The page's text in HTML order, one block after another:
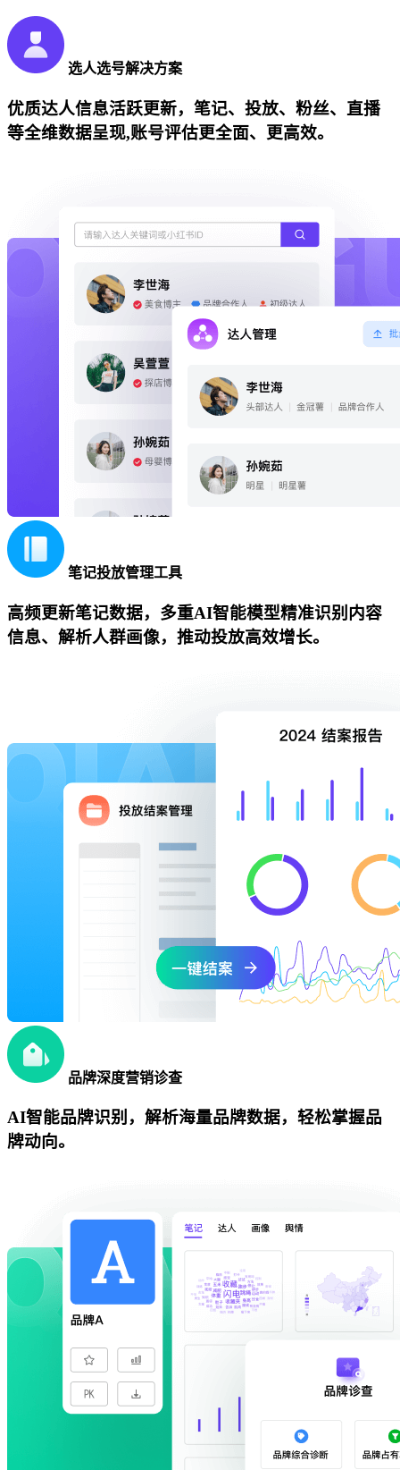
选人选号解决方案
优质达人信息活跃更新，笔记、投放、粉丝、直播
等全维数据呈现,账号评估更全面、更高效。
笔记投放管理工具
高频更新笔记数据，多重AI智能模型精准识别内容
信息、解析人群画像，推动投放高效增长。
品牌深度营销诊查
AI智能品牌识别，解析海量品牌数据，轻松掌握品
牌动向。